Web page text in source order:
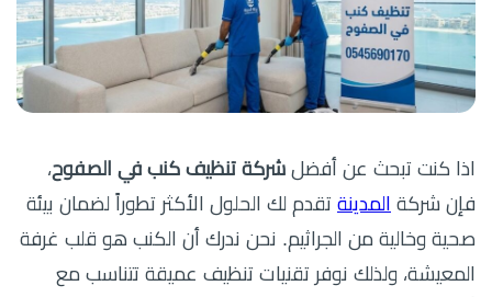
اذا كنت تبحث عن أفضل شركة تنظيف كنب في الصفوح،
فإن شركة المدينة تقدم لك الحلول الأكثر تطوراً لضمان بيئة
صحية وخالية من الجراثيم. نحن ندرك أن الكنب هو قلب غرفة
المعيشة، ولذلك نوفر تقنيات تنظيف عميقة تتناسب مع